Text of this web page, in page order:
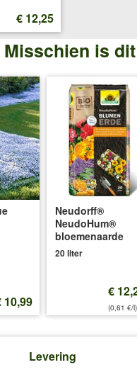
€ 12,25
Misschien is
10,99
Neudorff®
NeudoHum®
bloemenaarde
20 liter
€
(0,61 €/l)
Levering